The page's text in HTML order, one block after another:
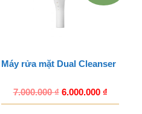
Máy rửa mặt Dual Cleanser
7.000.000₫ 6.000.000 ₫